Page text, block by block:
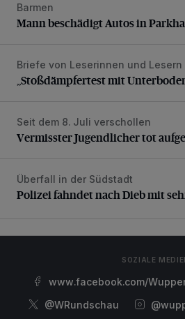
Mann beschädigt Autos in
Barmen
Mann beschädigt Autos in
„Stoßdämpfertest mit
Briefe von Leserinnen und Lesern
„Stoßdämpfertest mit
Vermisster Jugendlicher tot
Seit dem 8. Juli verschollen
Vermisster Jugendlicher tot
Polizei fahndet nach Dieb mit
Überfall in der Südstadt
Polizei fahndet nach Dieb mit
SOZIALE
www.facebook.com/
@WRundschau